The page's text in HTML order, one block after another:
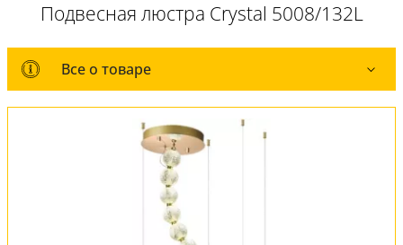
Подвесная люстра Crystal 5008/132L
Все о товаре
Все о товаре
Комплект лампочек
Вся коллекция
Оплата и доставка